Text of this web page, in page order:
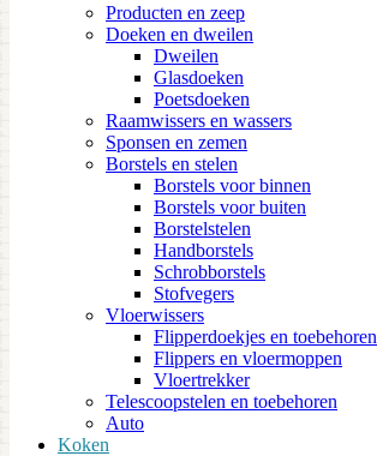
Producten en zeep
Doeken en dweilen
Dweilen
Glasdoeken
Poetsdoeken
Raamwissers en wassers
Sponsen en zemen
Borstels en stelen
Borstels voor binnen
Borstels voor buiten
Borstelstelen
Handborstels
Schrobborstels
Stofvegers
Vloerwissers
Flipperdoekjes en toebehoren
Flippers en vloermoppen
Vloertrekker
Telescoopstelen en toebehoren
Auto
Koken